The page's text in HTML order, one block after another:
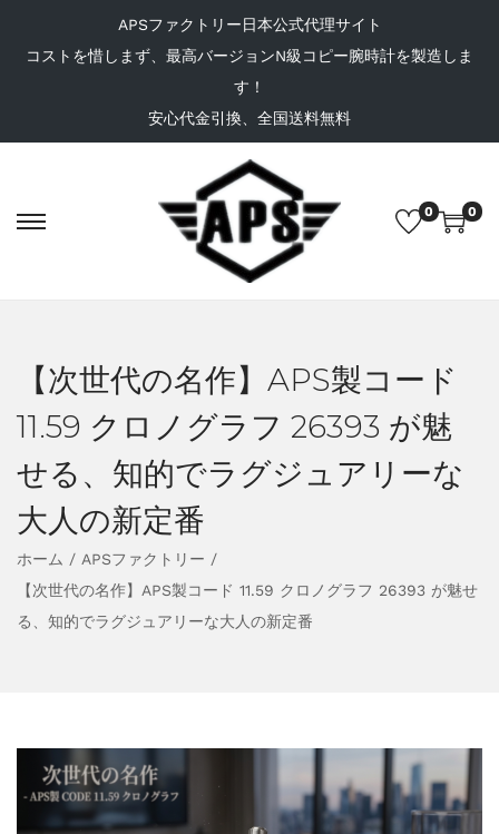
APSファクトリー日本公式代理サイト
コストを惜しまず、最高バージョンN級コピー腕時計を製造しま
す！
安心代金引換、全国送料無料
0 0
【次世代の名作】APS製コード
11.59 クロノグラフ 26393 が魅
せる、知的でラグジュアリーな
大人の新定番
ホーム / APSファクトリー /
【次世代の名作】APS製コード 11.59 クロノグラフ 26393 が魅せ
る、知的でラグジュアリーな大人の新定番